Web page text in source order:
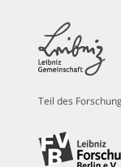
Teil des